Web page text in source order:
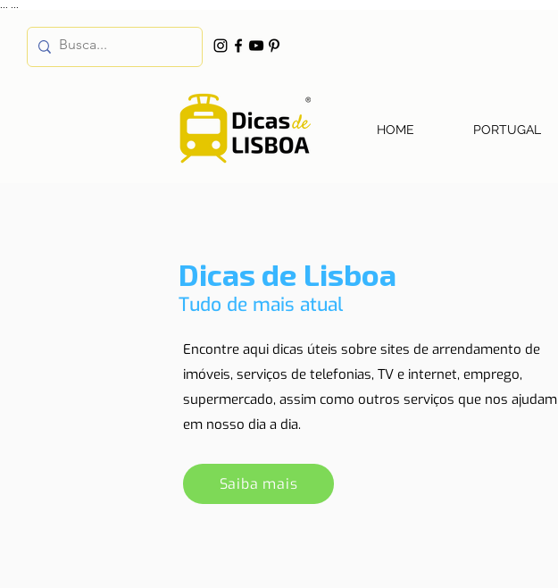
HOME PORTUGAL
Dicas de Lisboa
Tudo de mais atual
Encontre aqui dicas úteis sobre sites de arrendamento de
imóveis, serviços de telefonias, TV e internet, emprego,
supermercado, assim como outros serviços que nos ajudam
em nosso dia a dia.
Saiba mais